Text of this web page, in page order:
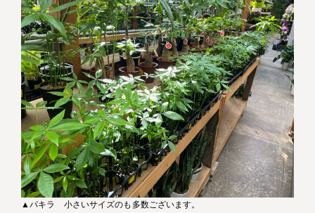
▲パキラ 小さいサイズのも多数ございます。